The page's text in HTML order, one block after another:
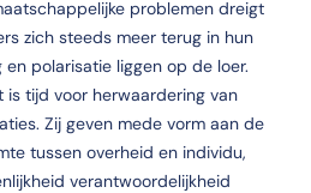
problemen dreigt
zich steeds meer terug in hun
en polarisatie liggen op de loer.
is tijd voor herwaardering van
Zij geven mede vorm aan de
tussen overheid en individu,
verantwoordelijkheid